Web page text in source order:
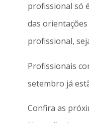
profissional só
das
profissional,
Profissionais
setembro já
Confira as